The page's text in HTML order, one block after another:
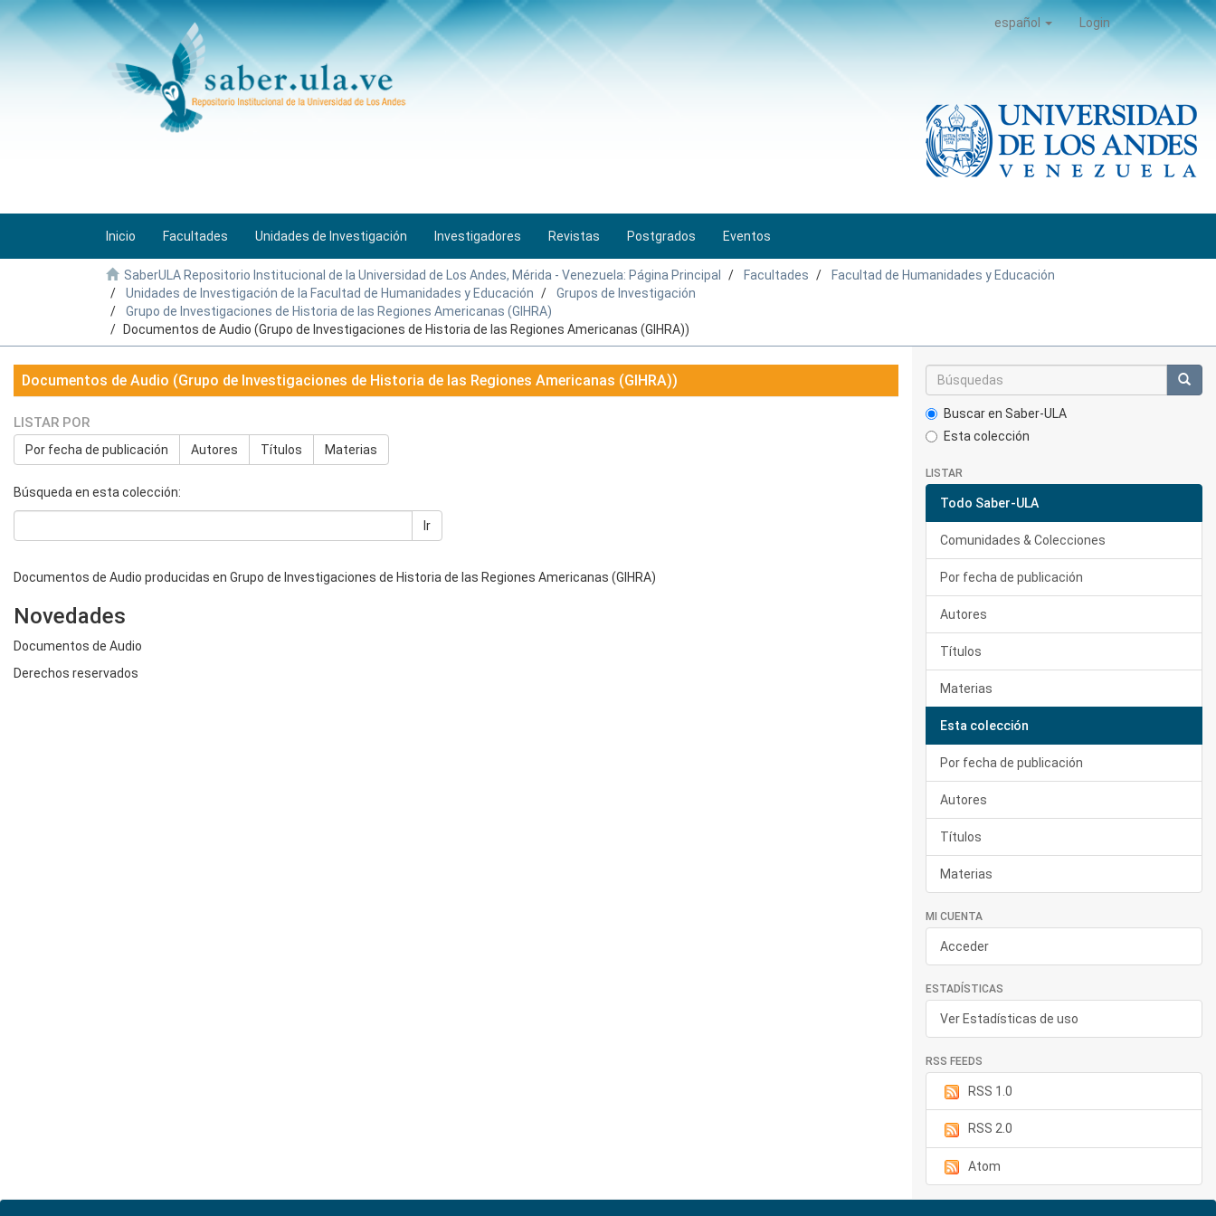
español Login
Inicio Facultades Unidades de Investigación Investigadores Revistas Postgrados Eventos
SaberULA Repositorio Institucional de la Universidad de Los Andes, Mérida - Venezuela: Página Principal Facultades
Facultad de Humanidades y Educación
Unidades de Investigación de la Facultad de Humanidades y Educación
Grupos de Investigación
Grupo de Investigaciones de Historia de las Regiones Americanas (GIHRA)
Documentos de Audio (Grupo de Investigaciones de Historia de las Regiones Americanas (GIHRA))
Documentos de Audio (Grupo de Investigaciones de Historia de las Regiones Americanas (GIHRA))
LISTAR POR
Por fecha de publicación Autores Títulos Materias
Búsqueda en esta colección:
Ir
Documentos de Audio producidas en Grupo de Investigaciones de Historia de las Regiones Americanas (GIHRA)
Novedades
Documentos de Audio
Derechos reservados
Buscar en Saber-ULA
Esta colección
LISTAR
Todo Saber-ULA
Comunidades & Colecciones
Por fecha de publicación
Autores
Títulos
Materias
Esta colección
Por fecha de publicación
Autores
Títulos
Materias
MI CUENTA
Acceder
ESTADÍSTICAS
Ver Estadísticas de uso
RSS FEEDS
RSS 1.0
RSS 2.0
Atom